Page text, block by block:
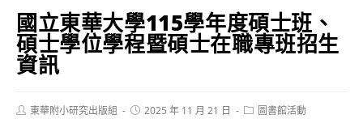
國立東華大學115學年度碩士班、
碩士學位學程暨碩士在職專班招生
資訊
Post東華附小研究出版組
Post2025 年 11 月 21 日
Post圖書館活動